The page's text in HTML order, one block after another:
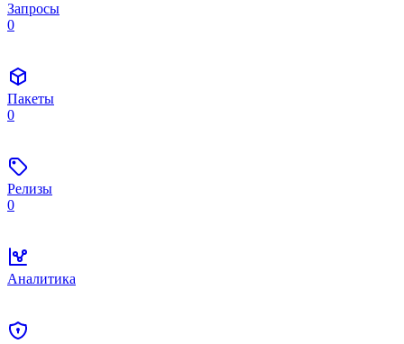
Запросы
0
Пакеты
0
Релизы
0
Аналитика